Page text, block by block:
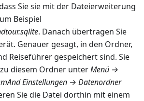
Sie sie mit der Dateierweiterung
Beispiel
. Danach übertragen Sie
Genauer gesagt, in den Ordner,
Reiseführer gespeichert sind. Sie
diesem Ordner unterMenü →
Einstellungen → Datenordner
Sie die Datei dorthin mit einem